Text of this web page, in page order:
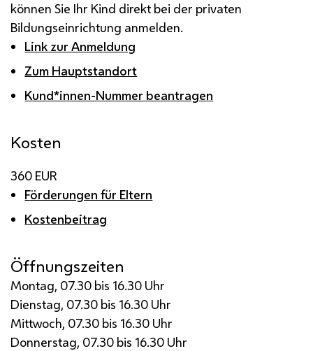
können Sie Ihr Kind direkt bei der privaten
Bildungseinrichtung anmelden.
Link zur Anmeldung
Zum Hauptstandort
Kund*innen-Nummer beantragen
Kosten
360 EUR
Förderungen für Eltern
Kostenbeitrag
Öffnungszeiten
Montag, 07.30 bis 16.30 Uhr
Dienstag, 07.30 bis 16.30 Uhr
Mittwoch, 07.30 bis 16.30 Uhr
Donnerstag, 07.30 bis 16.30 Uhr